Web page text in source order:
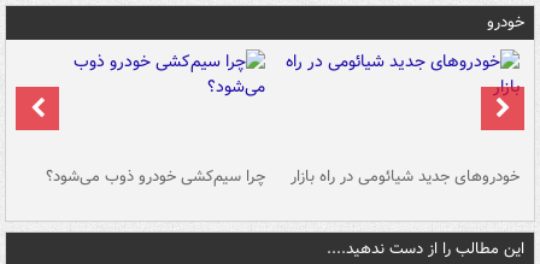
خودرو
خودروهای جدید شیائومی در راه بازار چرا سیم‌کشی خودرو ذوب می‌شود؟
این مطالب را از دست ندهید....